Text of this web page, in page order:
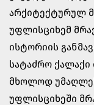
არქიტექტურულ
უფლისციხემ
ისტორიის
სატაძრო
მხოლოდ
უფლისციხეში